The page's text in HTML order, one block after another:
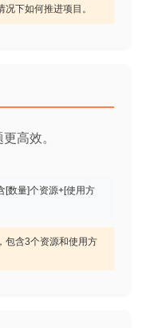
下如何推进项目。
高效。
[数量]个资源+[使用方
包含3个资源和使用方